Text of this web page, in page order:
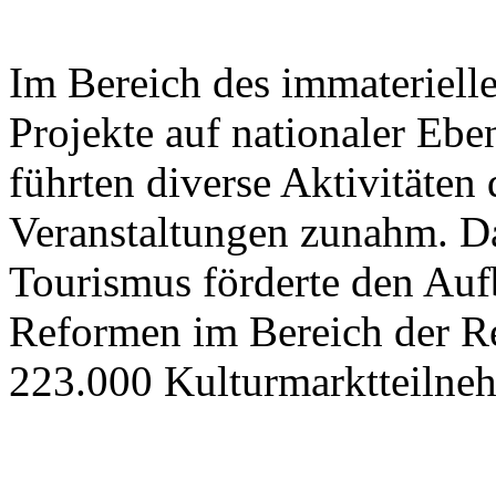
Im Bereich des
Projekte auf nationaler
führten diverse Aktivitäten
Veranstaltungen zunahm.
Tourismus förderte den
Reformen im Bereich der
223.000